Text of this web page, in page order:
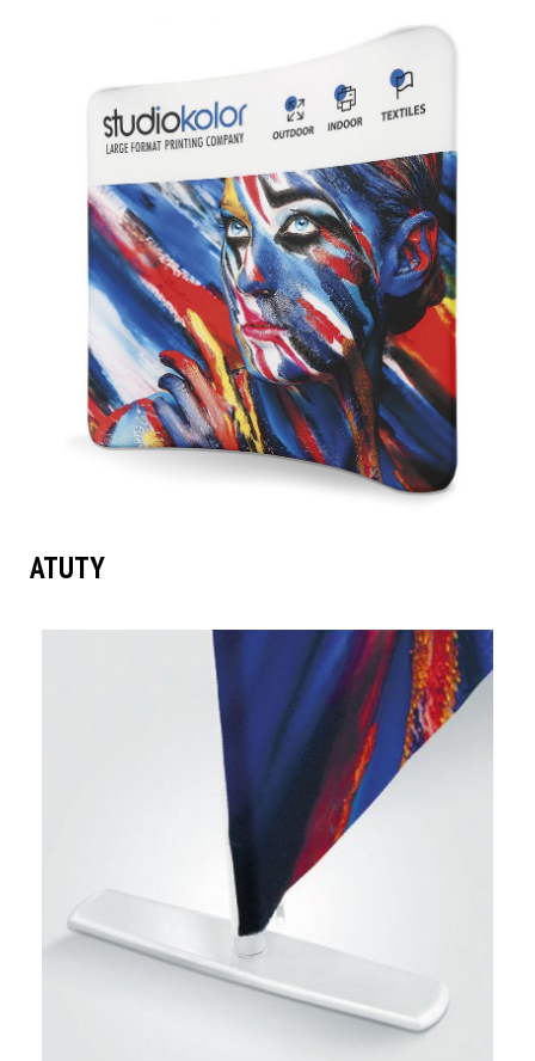
ATUTY